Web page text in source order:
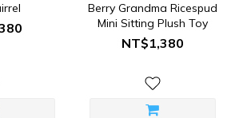
Berry Grandma Ricespud
Mini Sitting Plush Toy
NT$1,380